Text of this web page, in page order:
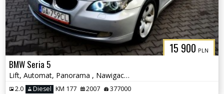
15 900 PLN
BMW Seria 5
Lift, Automat, Panorama , Nawigacja, Czujniki parkowania
2.0 Diesel KM 177 2007 377000